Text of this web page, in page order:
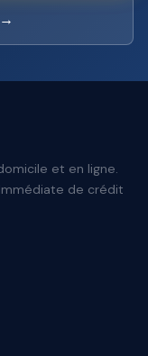
et en ligne.
de crédit